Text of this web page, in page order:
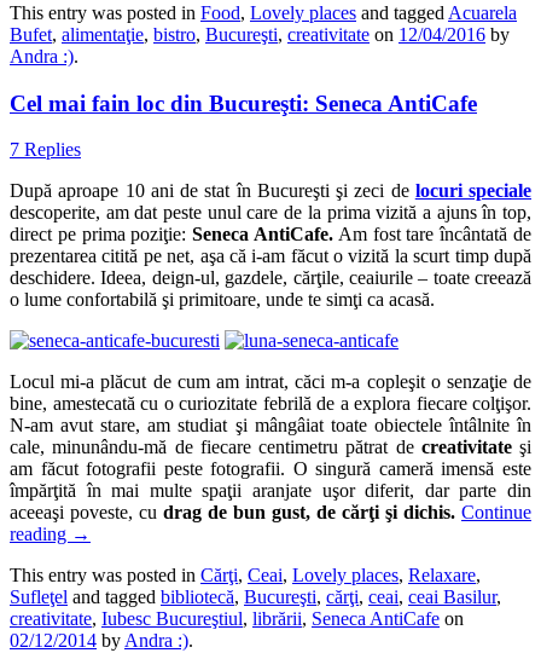
This entry was posted in Food, Lovely places and tagged Acuarela
Bufet, alimentaţie, bistro, Bucureşti, creativitate on 12/04/2016 by
Andra :).
Cel mai fain loc din Bucureşti: Seneca AntiCafe
7 Replies
După aproape 10 ani de stat în Bucureşti şi zeci de locuri speciale
descoperite, am dat peste unul care de la prima vizită a ajuns în top,
direct pe prima poziţie:Seneca AntiCafe. Am fost tare încântată de
prezentarea citită pe net, aşa că i-am făcut o vizită la scurt timp după
deschidere. Ideea, deign-ul, gazdele, cărţile, ceaiurile – toate creează
o lume confortabilă şi primitoare, unde te simţi ca acasă.
Locul mi-a plăcut de cum am intrat, căci m-a copleşit o senzaţie de
bine, amestecată cu o curiozitate febrilă de a explora fiecare colţişor.
N-am avut stare, am studiat şi mângâiat toate obiectele întâlnite în
cale, minunându-mă de fiecare centimetru pătrat de creativitateşi
am făcut fotografii peste fotografii. O singură cameră imensă este
împărţită în mai multe spaţii aranjate uşor diferit, dar parte din
aceeaşi poveste, cu drag de bun gust, de cărţi şi dichis. Continue
reading →
This entry was posted in Cărţi, Ceai, Lovely places, Relaxare,
Sufleţel and tagged bibliotecă, Bucureşti, cărţi, ceai, ceai Basilur,
creativitate, Iubesc Bucureştiul, librării, Seneca AntiCafe on
02/12/2014 by Andra :).